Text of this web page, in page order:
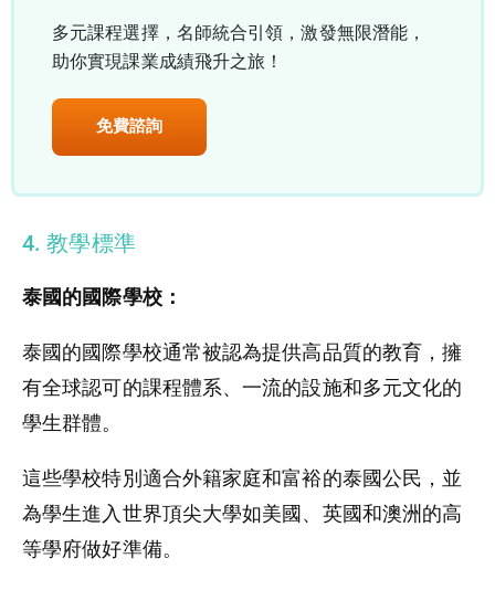
多元課程選擇，名師統合引領，激發無限潛能，
助你實現課業成績飛升之旅！
免費諮詢
4. 教學標準
泰國的國際學校：
泰國的國際學校通常被認為提供高品質的教育，擁
有全球認可的課程體系、一流的設施和多元文化的
學生群體。
這些學校特別適合外籍家庭和富裕的泰國公民，並
為學生進入世界頂尖大學如美國、英國和澳洲的高
等學府做好準備。